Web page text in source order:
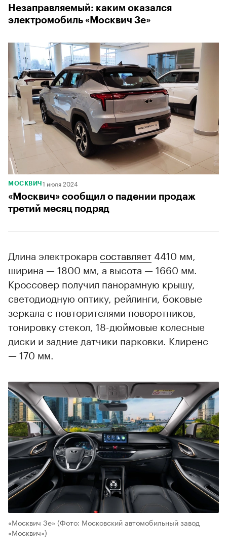
Незаправляемый: каким оказался
электромобиль «Москвич 3е»
МОСКВИЧ 1 июля 2024
«Москвич» сообщил о падении продаж
третий месяц подряд
Длина электрокара составляет 4410 мм,
ширина — 1800 мм, а высота — 1660 мм.
Кроссовер получил панорамную крышу,
светодиодную оптику, рейлинги, боковые
зеркала с повторителями поворотников,
тонировку стекол, 18-дюймовые колесные
диски и задние датчики парковки. Клиренс
— 170 мм.
«Москвич 3е» (Фото: Московский автомобильный завод
«Москвич»)